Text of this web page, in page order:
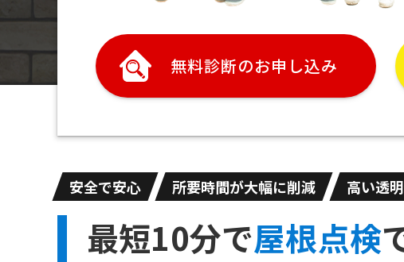
無料診断のお申し込み
安全で安心 所要時間が大幅に削減 高い透
最短10分で屋根点検